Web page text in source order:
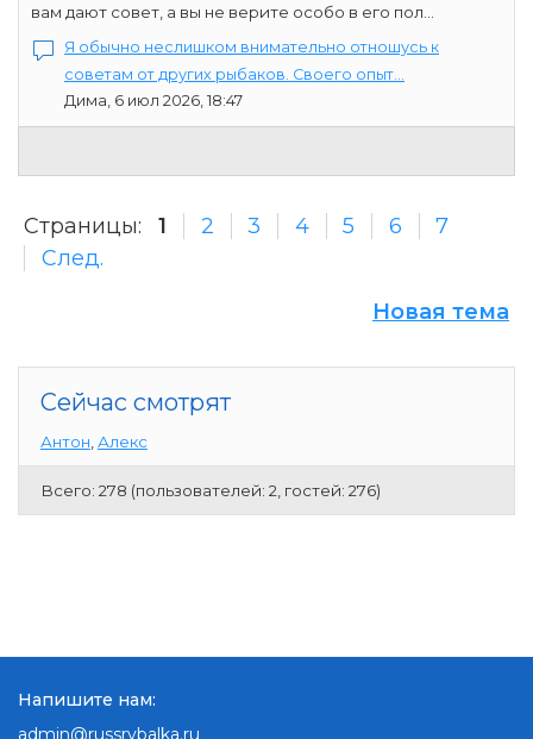
вам дают совет, а вы не верите особо в его пол...
Я обычно неслишком внимательно отношусь к
советам от других рыбаков. Своего опыт...
Дима, 6 июл 2026, 18:47
Страницы: 1 2 3 4 5 6
7
След.
Новая тема
Сейчас смотрят
Антон Алекс
Всего: 278 (пользователей: 2, гостей: 276)
Напишите нам:
admin@russrybalka.ru